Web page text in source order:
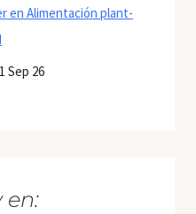
en Alimentación plant-
1 Sep 26
en: